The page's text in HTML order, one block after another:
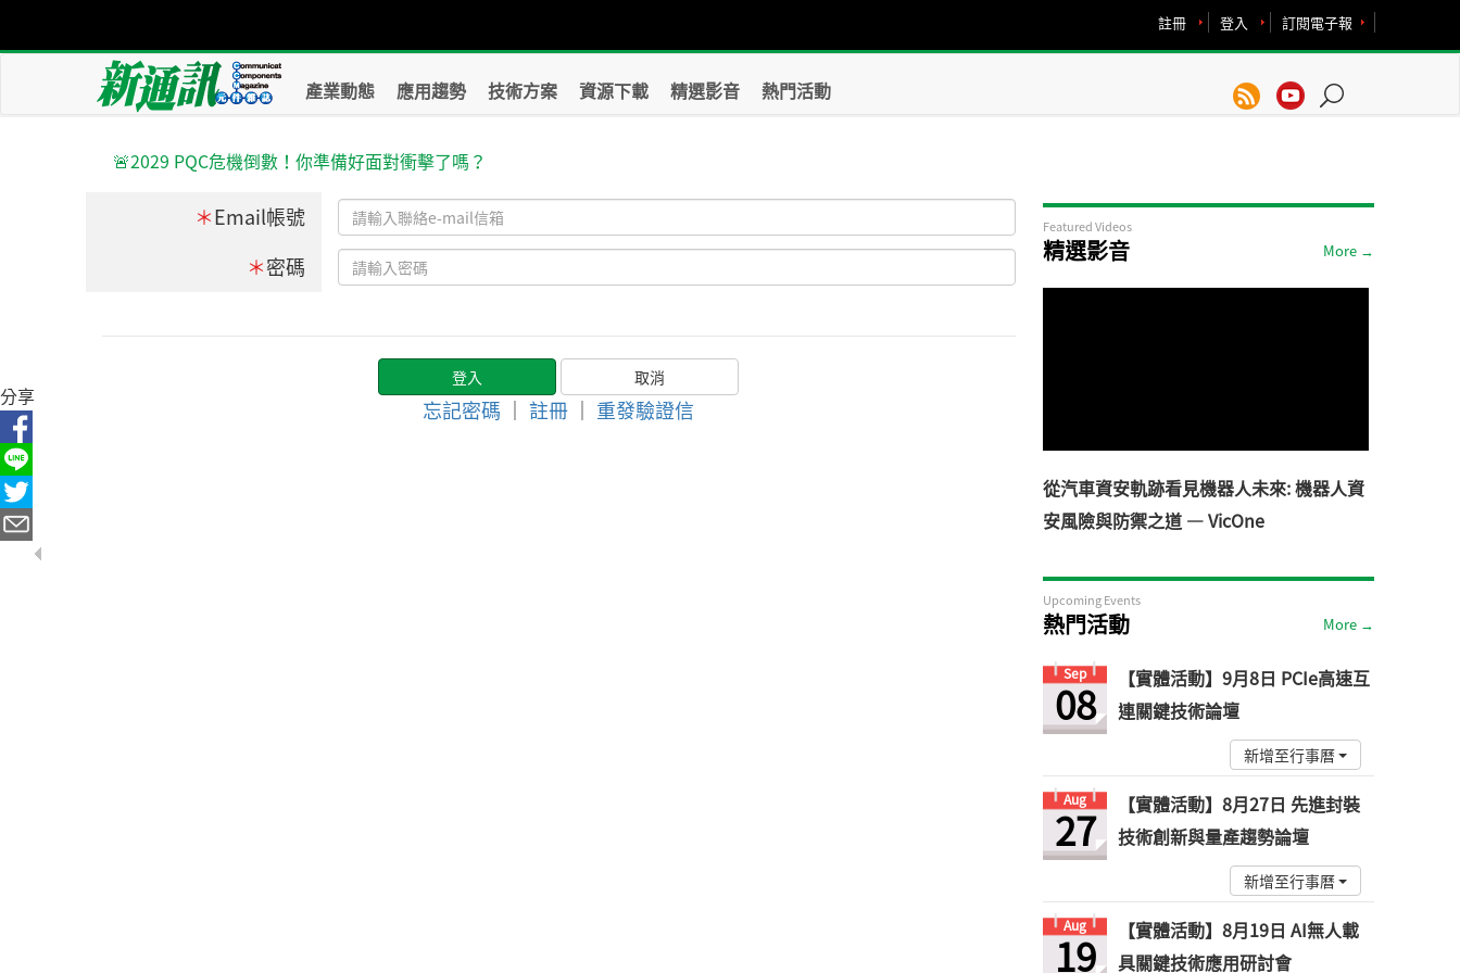
訂閱電子報
登入
註冊
產業動態 應用趨勢 技術方案 資源下載 精選影音 熱門活動
🚨2029 PQC危機倒數！你準備好面對衝擊了嗎？
＊Email帳號
＊密碼
忘記密碼 ｜ 註冊 ｜ 重發驗證信
Featured Videos
精選影音 More →
從汽車資安軌跡看見機器人未來: 機器人資
安風險與防禦之道 — VicOne
Upcoming Events
熱門活動 More →
Sep
08
【實體活動】9月8日 PCIe高速互
連關鍵技術論壇
新增至行事曆
Aug
27
【實體活動】8月27日 先進封裝
技術創新與量產趨勢論壇
新增至行事曆
Aug
19
【實體活動】8月19日 AI無人載
具關鍵技術應用研討會
分享